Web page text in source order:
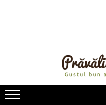
ULEIURI ȘI UNTURI
MĂSLINE